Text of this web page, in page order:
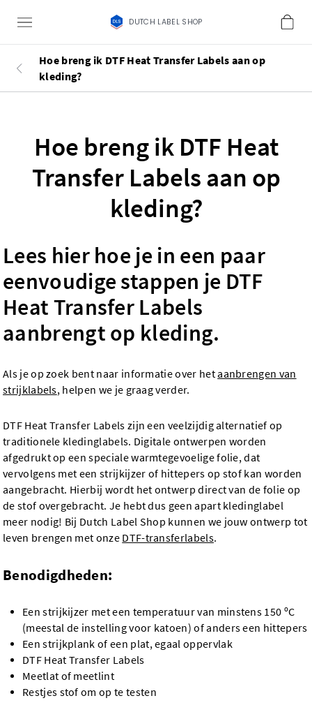
DUTCH LABEL SHOP
Hoe breng ik DTF Heat Transfer Labels aan op
kleding?
Hoe breng ik DTF Heat
Transfer Labels aan op
kleding?
Lees hier hoe je in een paar
eenvoudige stappen je DTF
Heat Transfer Labels
aanbrengt op kleding.
Als je op zoek bent naar informatie over hetaanbrengen van
strijklabels, helpen we je graag verder.
DTF Heat Transfer Labels zijn een veelzijdig alternatief op
traditionele kledinglabels. Digitale ontwerpen worden
afgedrukt op een speciale warmtegevoelige folie, dat
vervolgens met een strijkijzer of hittepers op stof kan worden
aangebracht. Hierbij wordt het ontwerp direct van de folie op
de stof overgebracht. Je hebt dus geen apart kledinglabel
meer nodig! Bij Dutch Label Shop kunnen we jouw ontwerp tot
leven brengen met onze DTF-transferlabels.
Benodigdheden:
Een strijkijzer met een temperatuur van minstens 150 ºC
(meestal de instelling voor katoen) of anders een hittepers
Een strijkplank of een plat, egaal oppervlak
DTF Heat Transfer Labels
Meetlat of meetlint
Restjes stof om op te testen